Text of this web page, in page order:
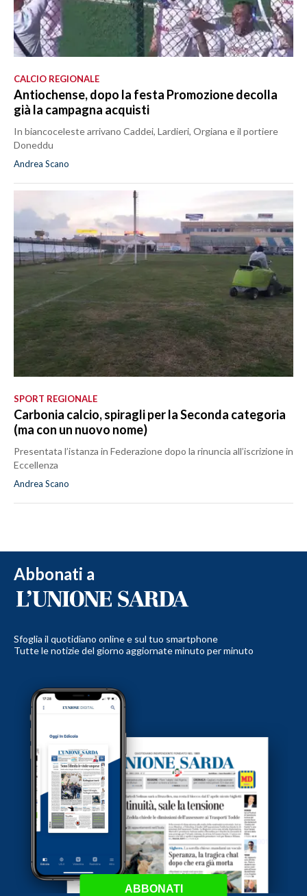
CALCIO REGIONALE
Antiochense, dopo la festa Promozione decolla
già la campagna acquisti
In biancoceleste arrivano Caddei, Lardieri, Orgiana e il portiere
Doneddu
Andrea Scano
SPORT REGIONALE
Carbonia calcio, spiragli per la Seconda categoria
(ma con un nuovo nome)
Presentata l’istanza in Federazione dopo la rinuncia all’iscrizione in
Eccellenza
Andrea Scano
Abbonati a
Sfoglia il quotidiano online e sul tuo smartphone
Tutte le notizie del giorno aggiornate minuto per minuto
ABBONATI